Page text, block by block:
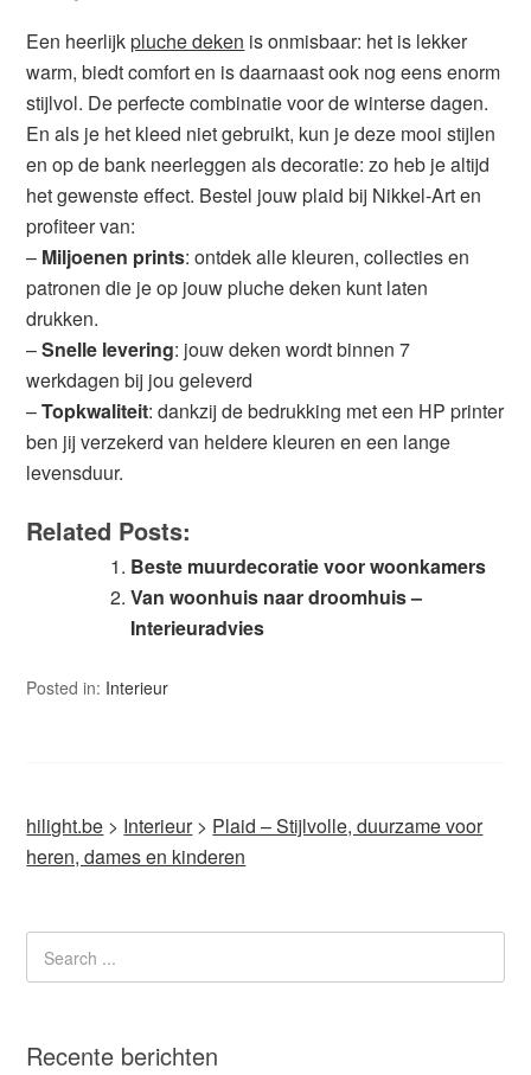
Een heerlijkpluche deken is onmisbaar: het is lekker
warm, biedt comfort en is daarnaast ook nog eens enorm
stijlvol. De perfecte combinatie voor de winterse dagen.
En als je het kleed niet gebruikt, kun je deze mooi stijlen
en op de bank neerleggen als decoratie: zo heb je altijd
het gewenste effect. Bestel jouw plaid bij Nikkel-Art en
profiteer van:
– Miljoenen prints: ontdek alle kleuren, collecties en
patronen die je op jouw pluche deken kunt laten
drukken.
–Snelle levering: jouw deken wordt binnen 7
werkdagen bij jou geleverd
–Topkwaliteit: dankzij de bedrukking met een HP printer
ben jij verzekerd van heldere kleuren en een lange
levensduur.
Related Posts:
Beste muurdecoratie voor woonkamers
Van woonhuis naar droomhuis –
Interieuradvies
Posted in: Interieur
hilight.be > Interieur> Plaid – Stijlvolle, duurzame voor
heren, dames en kinderen
Recente berichten